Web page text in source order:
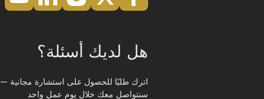
هل لديك أسئلة؟
اترك طلبًا للحصول على استشارة مجانية —
سنتواصل معك خلال يوم عمل واحد